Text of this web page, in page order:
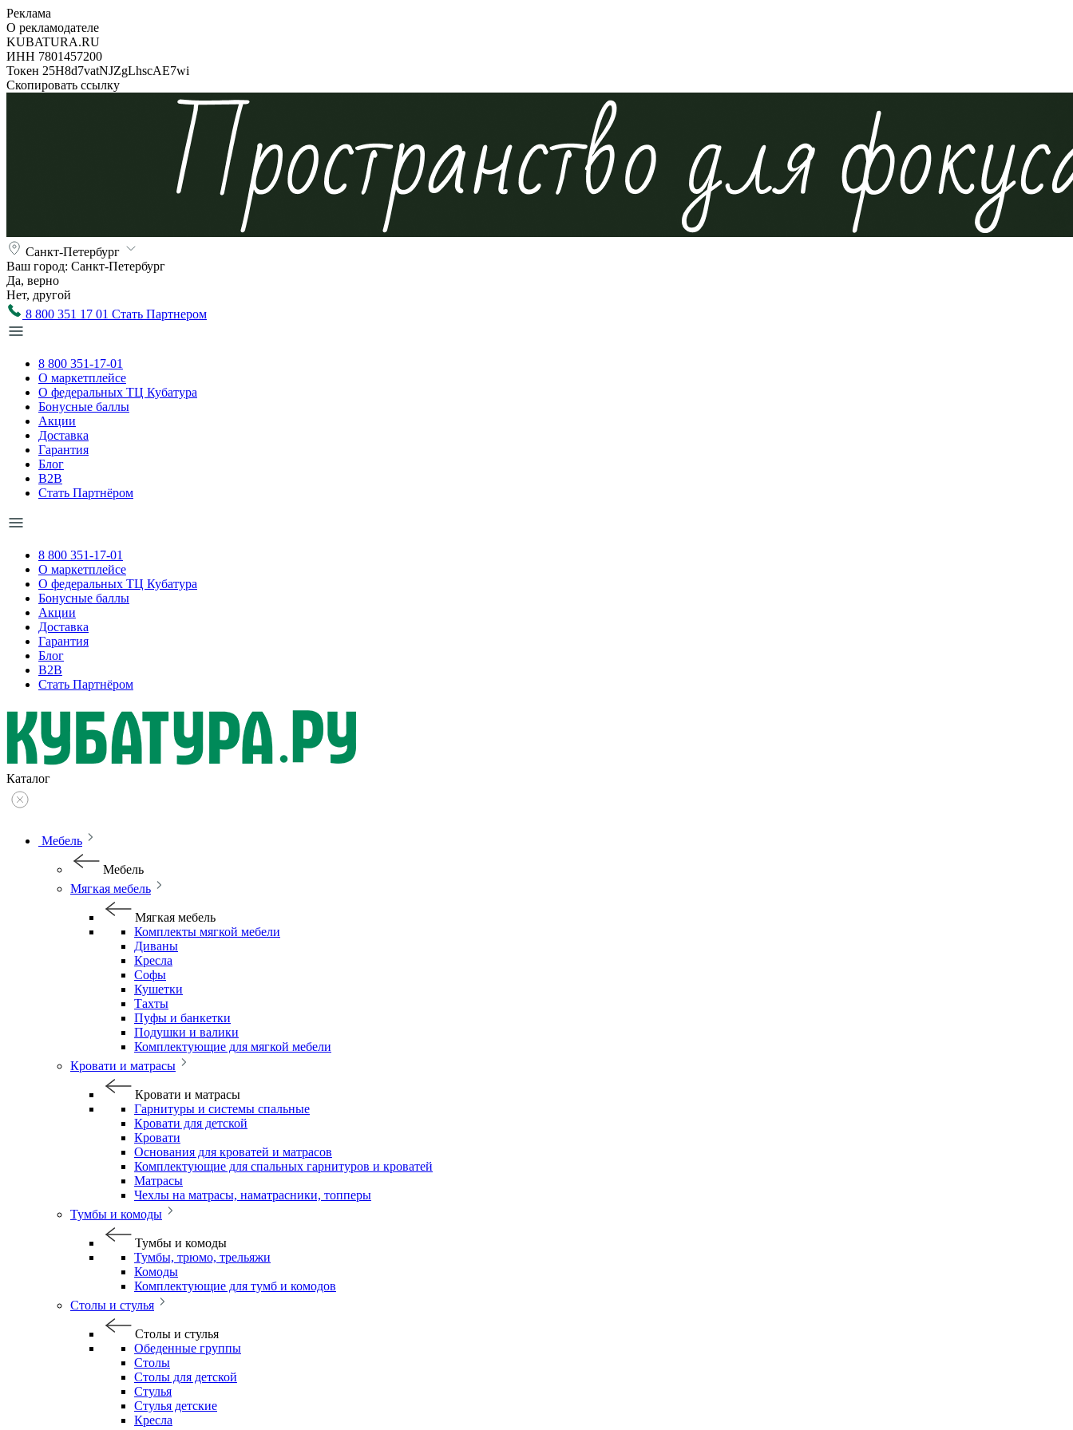
Реклама
О рекламодателе
KUBATURA.RU
ИНН 7801457200
Токен 25H8d7vatNJZgLhscAE7wi
Скопировать ссылку
Санкт-Петербург
Ваш город: Санкт-Петербург
Да, верно
Нет, другой
8 800 351 17 01 Стать Партнером
8 800 351-17-01
О маркетплейсе
О федеральных ТЦ Кубатура
Бонусные баллы
Акции
Доставка
Гарантия
Блог
B2B
Стать Партнёром
8 800 351-17-01
О маркетплейсе
О федеральных ТЦ Кубатура
Бонусные баллы
Акции
Доставка
Гарантия
Блог
B2B
Стать Партнёром
Каталог
Мебель
Мебель
Мягкая мебель
Мягкая мебель
Комплекты мягкой мебели
Диваны
Кресла
Софы
Кушетки
Тахты
Пуфы и банкетки
Подушки и валики
Комплектующие для мягкой мебели
Кровати и матрасы
Кровати и матрасы
Гарнитуры и системы спальные
Кровати для детской
Кровати
Основания для кроватей и матрасов
Комплектующие для спальных гарнитуров и кроватей
Матрасы
Чехлы на матрасы, наматрасники, топперы
Тумбы и комоды
Тумбы и комоды
Тумбы, трюмо, трельяжи
Комоды
Комплектующие для тумб и комодов
Столы и стулья
Столы и стулья
Обеденные группы
Столы
Столы для детской
Стулья
Стулья детские
Кресла